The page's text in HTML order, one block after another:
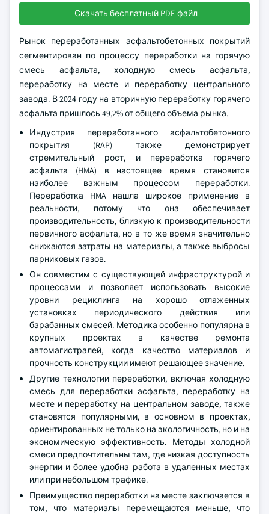
Скачать бесплатный PDF-файл
Рынок переработанных асфальтобетонных покрытий
сегментирован по процессу переработки на горячую
смесь асфальта, холодную смесь асфальта,
переработку на месте и переработку центрального
завода. В 2024 году на вторичную переработку горячего
асфальта пришлось 49,2% от общего объема рынка.
Индустрия переработанного асфальтобетонного
покрытия (RAP) также демонстрирует
стремительный рост, и переработка горячего
асфальта (HMA) в настоящее время становится
наиболее важным процессом переработки.
Переработка HMA нашла широкое применение в
реальности, потому что она обеспечивает
производительность, близкую к производительности
первичного асфальта, но в то же время значительно
снижаются затраты на материалы, а также выбросы
парниковых газов.
Он совместим с существующей инфраструктурой и
процессами и позволяет использовать высокие
уровни рециклинга на хорошо отлаженных
установках периодического действия или
барабанных смесей. Методика особенно популярна в
крупных проектах в качестве ремонта
автомагистралей, когда качество материалов и
прочность конструкции имеют решающее значение.
Другие технологии переработки, включая холодную
смесь для переработки асфальта, переработку на
месте и переработку на центральном заводе, также
становятся популярными, в основном в проектах,
ориентированных не только на экологичность, но и на
экономическую эффективность. Методы холодной
смеси предпочтительны там, где низкая доступность
энергии и более удобна работа в удаленных местах
или при небольшом трафике.
Преимущество переработки на месте заключается в
том, что материалы перемещаются меньше, что